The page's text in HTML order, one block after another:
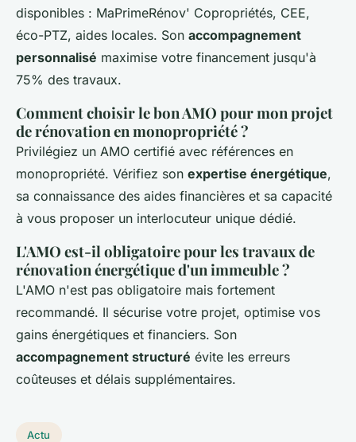
disponibles : MaPrimeRénov' Copropriétés, CEE,
éco-PTZ, aides locales. Son accompagnement
personnalisé maximise votre financement jusqu'à
75% des travaux.
Comment choisir le bon AMO pour mon projet
de rénovation en monopropriété ?
Privilégiez un AMO certifié avec références en
monopropriété. Vérifiez son expertise énergétique,
sa connaissance des aides financières et sa capacité
à vous proposer un interlocuteur unique dédié.
L'AMO est-il obligatoire pour les travaux de
rénovation énergétique d'un immeuble ?
L'AMO n'est pas obligatoire mais fortement
recommandé. Il sécurise votre projet, optimise vos
gains énergétiques et financiers. Son
accompagnement structuré évite les erreurs
coûteuses et délais supplémentaires.
Actu